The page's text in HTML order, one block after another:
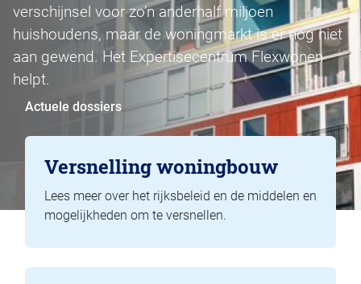
verschijnsel voor zo’n anderhalf miljoen
huishoudens, maar de woningmarkt is er nog niet
aan gewend. Het Expertisecentrum Flexwonen
helpt.
Actuele dossiers
Versnelling woningbouw
Lees meer over het rijksbeleid en de middelen en
mogelijkheden om te versnellen.